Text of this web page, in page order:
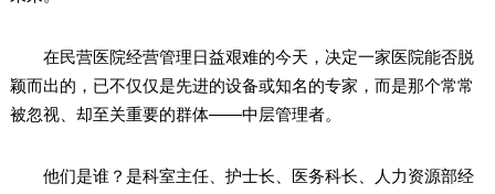
在民营医院经营管理日益艰难的今天，决定一家医院能否脱
颖而出的，已不仅仅是先进的设备或知名的专家，而是那个常常
被忽视、却至关重要的群体——中层管理者。
他们是谁？是科室主任、护士长、医务科长、人力资源部经